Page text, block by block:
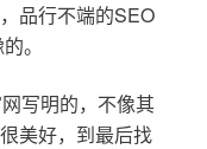
品行不端的SEO
。
写明的，不像其
美好，到最后找